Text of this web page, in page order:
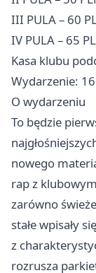
III PULA – 60
IV PULA – 65
Kasa klubu
Wydarzenie:
O wydarzeniu
To będzie
nowego
rap z
zarówno
stałe wpisały
z
rozrusza